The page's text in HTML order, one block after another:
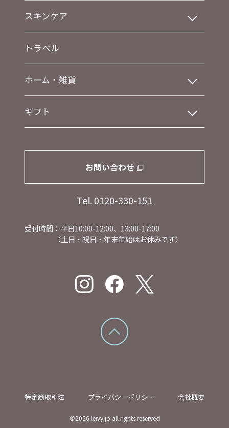
スキンケア
トラベル
ホーム・雑貨
ギフト
お問い合わせ
Tel. 0120-330-151
受付時間：平日10:00-12:00、13:00-17:00
（土日・祝日・年末年始はお休みです）
特定商取引法 プライバシーポリシー 会社概要
©2026 leivy.jp all rights reserved